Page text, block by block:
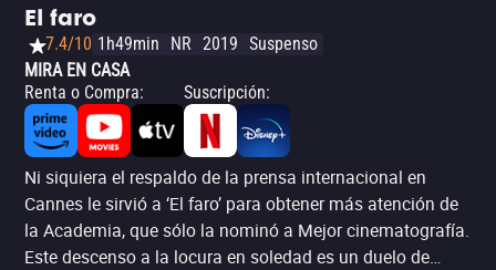
El faro
7.4/10 1h49min NR 2019 Suspenso
MIRA EN CASA
Renta o Compra: Suscripción:
Ni siquiera el respaldo de la prensa internacional en
Cannes le sirvió a ‘El faro’ para obtener más atención de
la Academia, que sólo la nominó a Mejor cinematografía.
Este descenso a la locura en soledad es un duelo de